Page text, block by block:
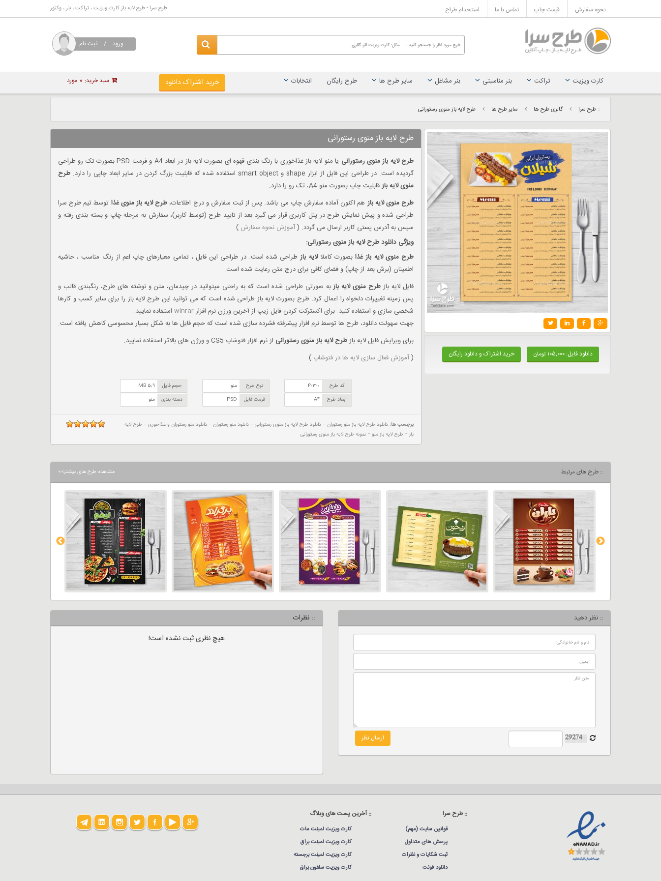
نحوه سفارش قیمت چاپ تماس با ما استخدام طراح طرح سرا - طرح لایه باز کارت ویزیت ، تراکت ، بنر ، وکتور
ورود / ثبت نام
کارت ویزیت تراکت بنر مناسبتی بنر مشاغل سایر طرح ها طرح رایگان انتخابات خرید اشتراک دانلود سبد خرید: ۰ مورد
:: طرح سرا گالری طرح ها سایر طرح ها طرح لایه باز منوی رستورانی
دانلود فایل: ۱۰۵,۰۰۰ تومان خرید اشتراک و دانلود رایگان
طرح لایه باز منوی رستورانی
طرح لایه باز منوی رستورانی
یا منو لایه باز غذاخوری با رنگ بندی قهوه ای بصورت لایه باز در ابعاد A4 و فرمت PSD بصورت تک رو طراحی
گردیده است. در طراحی این فایل از ابزار shape و smart object استفاده شده که قابلیت بزرگ کردن در سایر ابعاد چاپی را دارد.
طرح
منوی لایه بازقابلیت چاپ بصورت منو A4، تک رو را دارد.
طرح منوی لایه باز هم اکنون آماده سفارش چاپ می باشد. پس از ثبت سفارش و درج اطلاعات، طرح لایه باز منوی غذا توسط تیم طرح سرا
طراحی شده و پیش نمایش طرح در پنل کاربری قرار می گیرد بعد از تایید طرح (توسط کاربر)، سفارش به مرحله چاپ و بسته بندی رفته و
سپس به آدرس پستی کاربر ارسال می گردد. (آموزش نحوه سفارش )
ویژگی دانلود طرح لایه باز منوی رستورانی:
طرح منوی لایه باز غذا بصورت کاملالایه بازطراحی شده است. در طراحی این فایل ، تمامی معیارهای چاپ اعم از رنگ مناسب ، حاشیه
اطمینان (برش بعد از چاپ) و فضای کافی برای درج متن رعایت شده است.
فایل لایه باز طرح منوی لایه بازبه صورتی طراحی شده است که به راحتی میتوانید در چیدمان، متن و نوشته های طرح، رنگبندی قالب و
پس زمینه تغییرات دلخواه را اعمال کرد. طرح بصورت لایه باز طراحی شده است که می توانید این طرح لایه باز را برای سایر کسب و کارها
شخصی سازی و استفاده کنید. برای اکسترکت کردن فایل زیپ از آخرین ورژن نرم افزارwinrar استفاده نمایید.
جهت سهولت دانلود، طرح ها توسط نرم افزار پیشرفته فشرده سازی شده است که حجم فایل ها به شکل بسیار محسوسی کاهش یافته است.
برای ویرایش فایل لایه بازطرح لایه باز منوی رستورانی از نرم افزار فتوشاپ CS5 و ورژن های بالاتر استفاده نمایید.
(آموزش فعال سازی لایه ها در فتوشاپ )
کد طرح ۴۲۲۲۰ نوع طرح منو حجم فایل
۵٫۹ MB
ابعاد طرح
A۴ فرمت فایل PSD دسته بندی منو
برچسب ها: دانلود طرح لایه باز منو رستوران - دانلود طرح لایه باز منوی رستورانی - دانلود منو رستوران - دانلود منو رستوران و غذاخوری - طرح لایه
باز- طرح لایه باز منو - نمونه طرح لایه باز منوی رستورانی
:: طرح های مرتبط مشاهده طرح های بیشتر>>
:: نظر دهید
ارسال نظر
:: نظرات
هیچ نظری ثبت نشده است!
:: طرح سرا
قوانین سایت (مهم)
پرسش های متداول
ثبت شکایات و نظرات
دانلود فونت
:: آخرین پست های وبلاگ
کارت ویزیت لمینت مات
کارت ویزیت لمینت براق
کارت ویزیت لمینت برجسته
کارت ویزیت سلفون براق